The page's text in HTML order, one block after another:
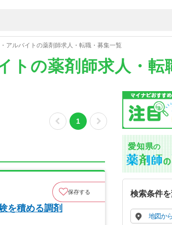
アルバイトの薬剤師求人・転職・募集一覧
トの薬剤師求人・転
1
保存する
を積める調剤
愛知県の
検索条件
地図か